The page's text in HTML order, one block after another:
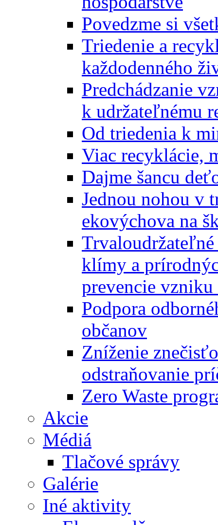
Povedzme si
Triedenie a
každodenného
Predchádzanie
k udržateľnému
Od triedenia k
Viac recyklácie,
Dajme šancu
Jednou nohou v
ekovýchova na
klímy a
prevencie vzniku
Podpora
občanov
Zníženie
odstraňovanie
Zero Waste
Akcie
Médiá
Tlačové správy
Galérie
Iné aktivity